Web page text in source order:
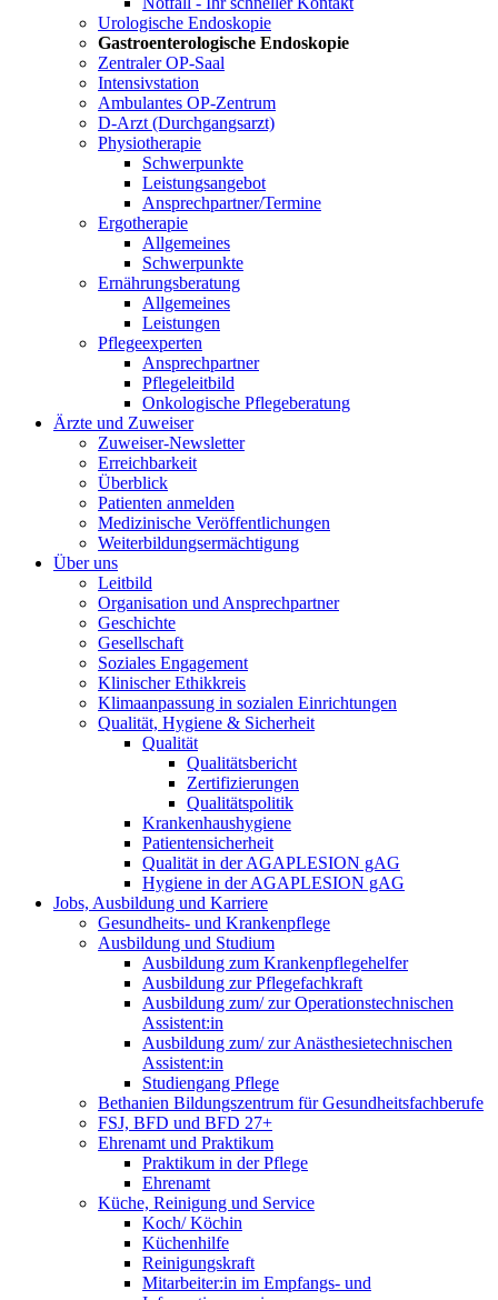
Urologische Endoskopie
Gastroenterologische Endoskopie
Zentraler OP-Saal
Intensivstation
Ambulantes OP-Zentrum
D-Arzt (Durchgangsarzt)
Physiotherapie
Schwerpunkte
Leistungsangebot
Ansprechpartner/Termine
Ergotherapie
Allgemeines
Schwerpunkte
Ernährungsberatung
Allgemeines
Leistungen
Pflegeexperten
Ansprechpartner
Pflegeleitbild
Onkologische Pflegeberatung
Ärzte und Zuweiser
Zuweiser-Newsletter
Erreichbarkeit
Überblick
Patienten anmelden
Medizinische Veröffentlichungen
Weiterbildungsermächtigung
Über uns
Leitbild
Organisation und Ansprechpartner
Geschichte
Gesellschaft
Soziales Engagement
Klinischer Ethikkreis
Klimaanpassung in sozialen Einrichtungen
Qualität, Hygiene & Sicherheit
Qualität
Qualitätsbericht
Zertifizierungen
Qualitätspolitik
Krankenhaushygiene
Patientensicherheit
Qualität in der AGAPLESION gAG
Hygiene in der AGAPLESION gAG
Jobs, Ausbildung und Karriere
Gesundheits- und Krankenpflege
Ausbildung und Studium
Ausbildung zum Krankenpflegehelfer
Ausbildung zur Pflegefachkraft
Ausbildung zum/ zur Operationstechnischen
Assistent:in
Ausbildung zum/ zur Anästhesietechnischen
Assistent:in
Studiengang Pflege
Bethanien Bildungszentrum für Gesundheitsfachberufe
FSJ, BFD und BFD 27+
Ehrenamt und Praktikum
Praktikum in der Pflege
Ehrenamt
Küche, Reinigung und Service
Koch/ Köchin
Küchenhilfe
Reinigungskraft
Mitarbeiter:in im Empfangs- und